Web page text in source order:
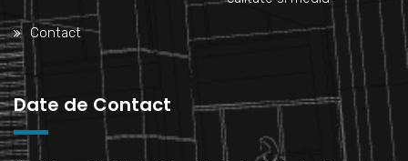
Contact
Date de Contact